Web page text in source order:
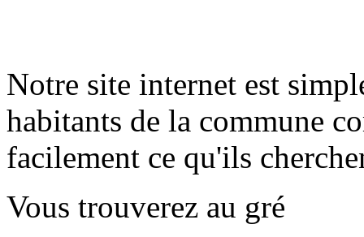
Notre site internet est
habitants de la commune
facilement ce qu'ils
Vous trouverez au gré